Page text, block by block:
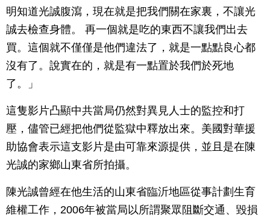
明知道光誠腹瀉，現在就是把我們關在家裏，不讓光
誠去檢查身體。 再一個就是吃的東西不讓我們出去
買。這個就不僅僅是他們違法了，就是一點點良心都
沒有了。說實在的，就是有一點置於我們於死地
了。」
這隻影片凸顯中共當局仍然對異見人士的監控和打
壓，儘管已經把他們從監獄中釋放出來。美國對華援
助協會表示這支影片是由可靠來源提供，並且是在陳
光誠的家鄉山東省所拍攝。
陳光誠曾經在他生活的山東省臨沂地區從事計劃生育
維權工作，2006年被當局以所謂聚眾阻斷交通、毀損